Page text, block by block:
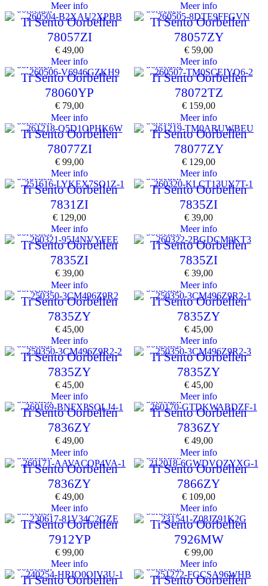
Meer info
Meer info
oorbellen
Ti Sento Oorbellen
78057ZI
€ 49,00
Meer info
oorbellen
Ti Sento Oorbellen
78057ZY
€ 59,00
Meer info
oorbellen
Ti Sento Oorbellen
78060YP
€ 79,00
Meer info
oorbellen
Ti Sento Oorbellen
78072TZ
€ 159,00
Meer info
oorbellen
Ti Sento Oorbellen
78077ZI
€ 99,00
Meer info
oorbellen
Ti Sento Oorbellen
78077ZY
€ 129,00
Meer info
oorbellen
Ti Sento Oorbellen
7831ZI
€ 129,00
Meer info
oorbellen
Ti Sento Oorbellen
7835ZI
€ 39,00
Meer info
oorbellen
Ti Sento Oorbellen
7835ZI
€ 39,00
Meer info
oorbellen
Ti Sento Oorbellen
7835ZI
€ 39,00
Meer info
oorbellen
Ti Sento Oorbellen
7835ZY
€ 45,00
Meer info
oorbellen
Ti Sento Oorbellen
7835ZY
€ 45,00
Meer info
oorbellen
Ti Sento Oorbellen
7835ZY
€ 45,00
Meer info
oorbellen
Ti Sento Oorbellen
7835ZY
€ 45,00
Meer info
oorbellen
Ti Sento Oorbellen
7836ZY
€ 49,00
Meer info
oorbellen
Ti Sento Oorbellen
7836ZY
€ 49,00
Meer info
oorbellen
Ti Sento Oorbellen
7836ZY
€ 49,00
Meer info
oorbellen
Ti Sento Oorbellen
7866ZY
€ 109,00
Meer info
oorbellen
Ti Sento Oorbellen
7912YP
€ 99,00
Meer info
oorbellen
Ti Sento Oorbellen
7926MW
€ 99,00
Meer info
oorbellen
Ti Sento Oorbellen
oorbellen
Ti Sento Oorbellen